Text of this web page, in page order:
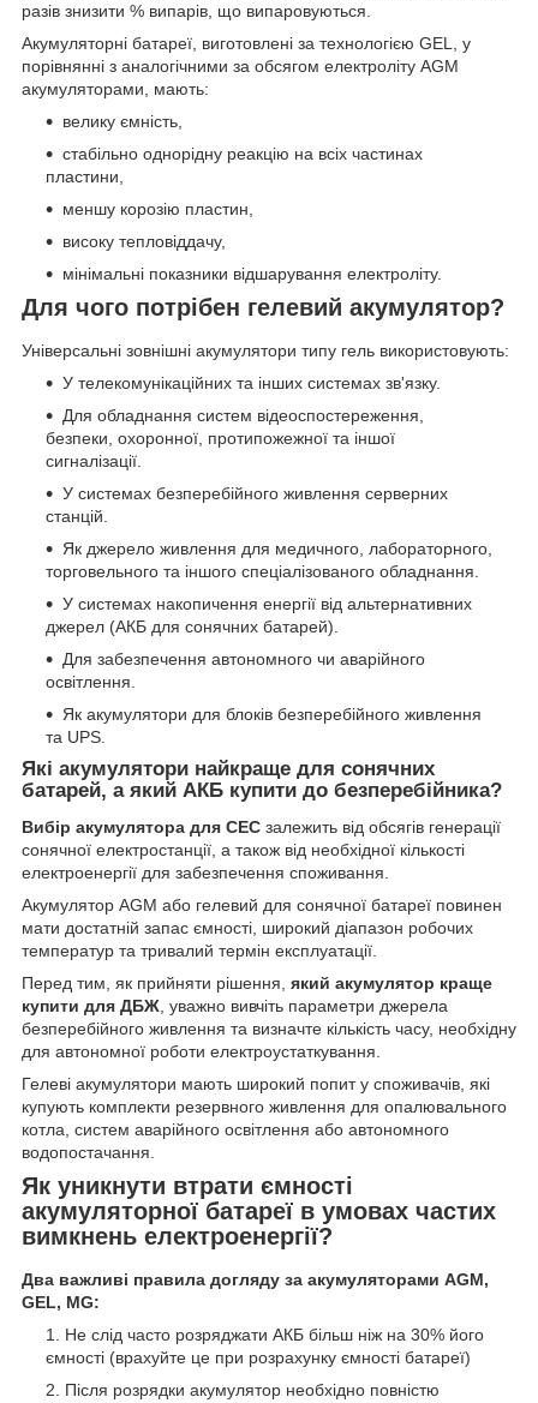
разів знизити % випарів, що випаровуються.
Акумуляторні батареї, виготовлені за технологією GEL, у
порівнянні з аналогічними за обсягом електроліту AGM
акумуляторами, мають:
велику ємність,
стабільно однорідну реакцію на всіх частинах
пластини,
меншу корозію пластин,
високу тепловіддачу,
мінімальні показники відшарування електроліту.
Для чого потрібен гелевий акумулятор?
Універсальні зовнішні акумулятори типу гель використовують:
У телекомунікаційних та інших системах зв'язку.
Для обладнання систем відеоспостереження,
безпеки, охоронної, протипожежної та іншої
сигналізації.
У системах безперебійного живлення серверних
станцій.
Як джерело живлення для медичного, лабораторного,
торговельного та іншого спеціалізованого обладнання.
У системах накопичення енергії від альтернативних
джерел (АКБ для сонячних батарей).
Для забезпечення автономного чи аварійного
освітлення.
Як акумулятори для блоків безперебійного живлення
та UPS.
Які акумулятори найкраще для сонячних
батарей, а який АКБ купити до безперебійника?
Вибір акумулятора для СЕС залежить від обсягів генерації
сонячної електростанції, а також від необхідної кількості
електроенергії для забезпечення споживання.
Акумулятор AGM або гелевий для сонячної батареї повинен
мати достатній запас ємності, широкий діапазон робочих
температур та тривалий термін експлуатації.
Перед тим, як прийняти рішення, який акумулятор краще
купити для ДБЖ , уважно вивчіть параметри джерела
безперебійного живлення та визначте кількість часу, необхідну
для автономної роботи електроустаткування.
Гелеві акумулятори мають широкий попит у споживачів, які
купують комплекти резервного живлення для опалювального
котла, систем аварійного освітлення або автономного
водопостачання.
Як уникнути втрати ємності
акумуляторної батареї в умовах частих
вимкнень електроенергії?
Два важливі правила догляду за акумуляторами AGM,
GEL, MG:
Не слід часто розряджати АКБ більш ніж на 30% його
ємності (врахуйте це при розрахунку ємності батареї)
Після розрядки акумулятор необхідно повністю